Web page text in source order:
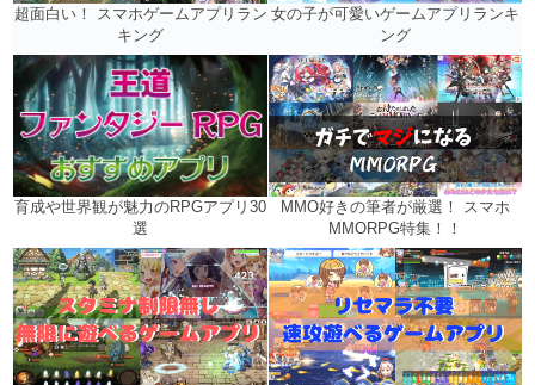
超面白い！ スマホゲームアプリラン
キング
女の子が可愛いゲームアプリランキ
ング
育成や世界観が魅力のRPGアプリ30
選
MMO好きの筆者が厳選！ スマホ
MMORPG特集！！